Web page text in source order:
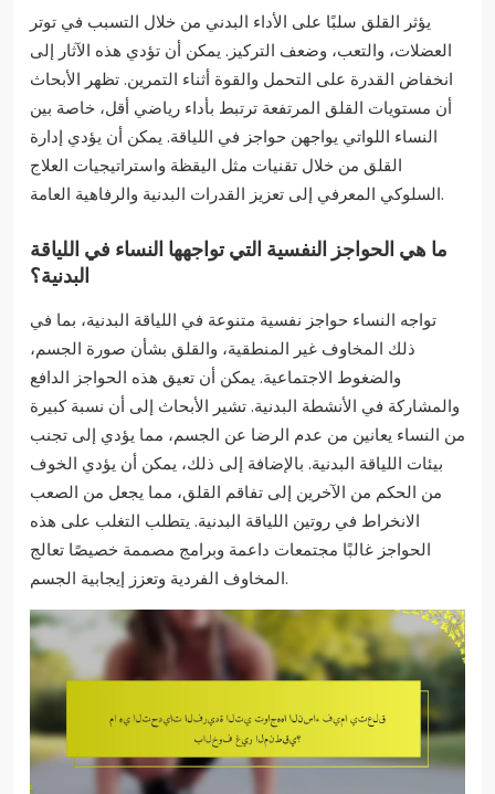
يؤثر القلق سلبًا على الأداء البدني من خلال التسبب في توتر
العضلات، والتعب، وضعف التركيز. يمكن أن تؤدي هذه الآثار إلى
انخفاض القدرة على التحمل والقوة أثناء التمرين. تظهر الأبحاث
أن مستويات القلق المرتفعة ترتبط بأداء رياضي أقل، خاصة بين
النساء اللواتي يواجهن حواجز في اللياقة. يمكن أن يؤدي إدارة
القلق من خلال تقنيات مثل اليقظة واستراتيجيات العلاج
السلوكي المعرفي إلى تعزيز القدرات البدنية والرفاهية العامة.
ما هي الحواجز النفسية التي تواجهها النساء في اللياقة
البدنية؟
تواجه النساء حواجز نفسية متنوعة في اللياقة البدنية، بما في
ذلك المخاوف غير المنطقية، والقلق بشأن صورة الجسم،
والضغوط الاجتماعية. يمكن أن تعيق هذه الحواجز الدافع
والمشاركة في الأنشطة البدنية. تشير الأبحاث إلى أن نسبة كبيرة
من النساء يعانين من عدم الرضا عن الجسم، مما يؤدي إلى تجنب
بيئات اللياقة البدنية. بالإضافة إلى ذلك، يمكن أن يؤدي الخوف
من الحكم من الآخرين إلى تفاقم القلق، مما يجعل من الصعب
الانخراط في روتين اللياقة البدنية. يتطلب التغلب على هذه
الحواجز غالبًا مجتمعات داعمة وبرامج مصممة خصيصًا تعالج
المخاوف الفردية وتعزز إيجابية الجسم.